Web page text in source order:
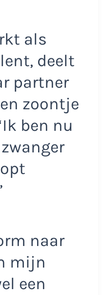
als
deelt
partner
zoontje
ben nu
naar
mijn
een